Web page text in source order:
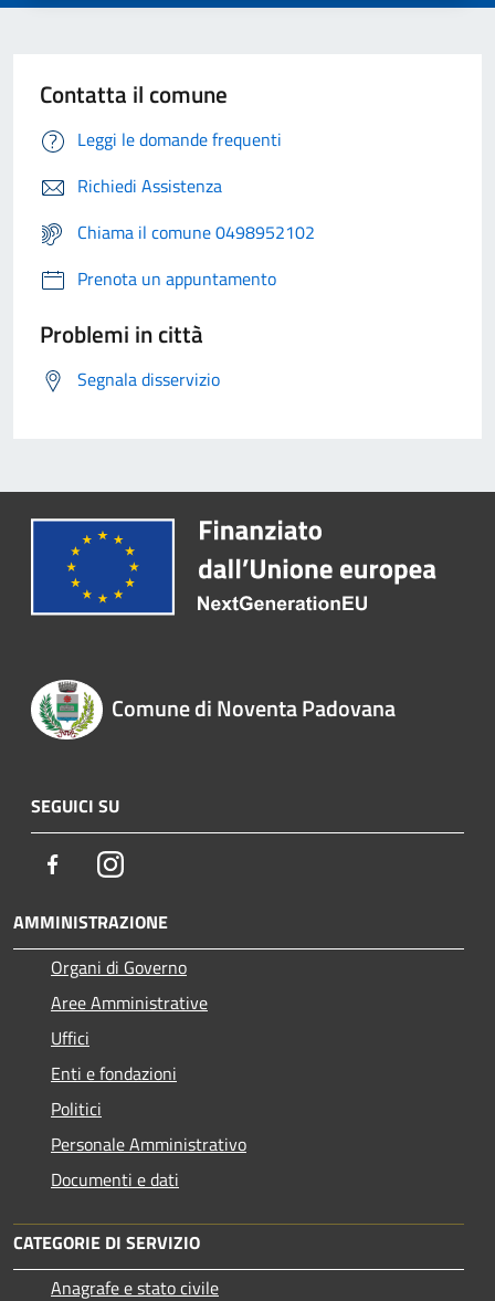
Contatta il comune
Leggi le domande frequenti
Richiedi Assistenza
Chiama il comune 0498952102
Prenota un appuntamento
Problemi in città
Segnala disservizio
Comune di Noventa Padovana
SEGUICI SU
FacebookInstagram
AMMINISTRAZIONE
Organi di Governo
Aree Amministrative
Uffici
Enti e fondazioni
Politici
Personale Amministrativo
Documenti e dati
CATEGORIE DI SERVIZIO
Anagrafe e stato civile